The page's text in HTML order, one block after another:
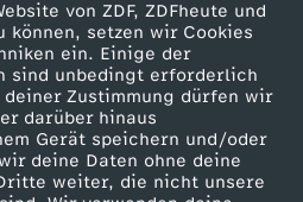
von ZDF, ZDFheute und
können, setzen wir Cookies
ein. Einige der
sind unbedingt erforderlich
Zustimmung dürfen wir
darüber hinaus
Gerät speichern und/oder
deine Daten ohne deine
weiter, die nicht unsere
Service
ZDFmitreden
Kontakt zum ZDF